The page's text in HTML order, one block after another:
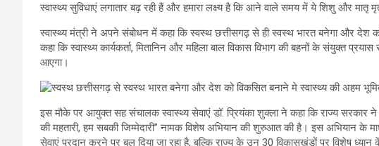
स्वास्थ्य सुविधाएं लगातार बढ़ रही हैं और हमारा लक्ष्य है कि आने वाले समय में ये शिशु और मातृ
स्वास्थ्य मंत्री ने अपने संबोधन में कहा कि स्वस्थ छत्तीसगढ़ से ही स्वस्थ भारत बनेगा और देश
कहा कि स्वास्थ्य कार्यकर्ता, मितानिन और महिला बाल विकास विभाग की बहनों के संयुक्त
आएगा।
इस मौके पर आयुक्त सह संचालक स्वास्थ्य सेवाएं डॉ. प्रियंका शुक्ला ने कहा कि राज्य सरकार ने
की महतारी, हम सबकी जिम्मेदारी” नामक विशेष अभियान की शुरुआत की है। इस अभियान के
सेवाएं प्रदान करने पर बल दिया जा रहा है, बल्कि राज्य के उन 30 विकासखंडों पर विशेष